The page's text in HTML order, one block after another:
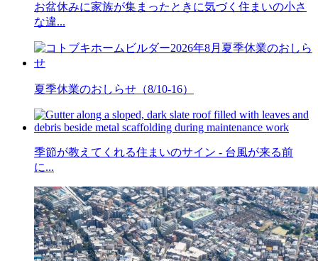
お盆休みに家族が集まったときに気づく住まいの小さ
な違...
夏季休業のおしらせ（8/10-16）
季節が教えてくれる住まいのサイン - 台風が来る前
に...